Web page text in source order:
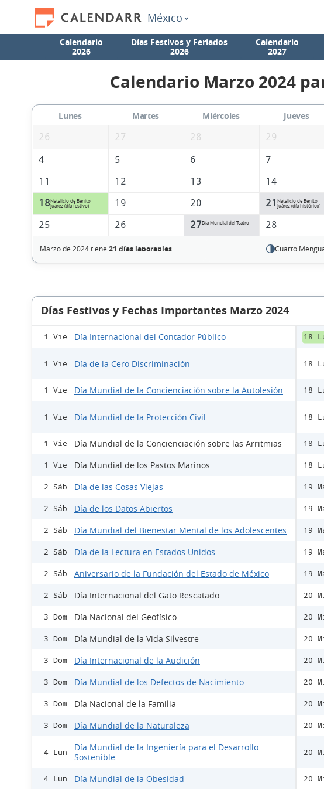
México
Calendario
2026
Días Festivos y Feriados
2026
Calendario
2027
Calendario Marzo 2024
Lunes Martes Miércoles Jueves
26
27 28 29
4 5 6 7
11
12 13 14
18Natalicio de Benito
Juárez (día festivo)
19 20 21 Natalicio de Benito
Juárez (día histórico)
25 26 27Día Mundial del Teatro 28
Marzo de 2024 tiene 21 días laborables. Cuarto
Días Festivos y Fechas Importantes Marzo 2024
1 Vie Día Internacional del Contador Público
1 Vie Día de la Cero Discriminación
1 Vie Día Mundial de la Concienciación sobre la Autolesión
1 Vie Día Mundial de la Protección Civil
1 Vie Día Mundial de la Concienciación sobre las Arritmias
1 Vie Día Mundial de los Pastos Marinos
2 Sáb Día de las Cosas Viejas
2 Sáb Día de los Datos Abiertos
2 Sáb Día Mundial del Bienestar Mental de los Adolescentes
2 Sáb Día de la Lectura en Estados Unidos
2 Sáb Aniversario de la Fundación del Estado de México
2 Sáb Día Internacional del Gato Rescatado
3 Dom Día Nacional del Geofísico
3 Dom Día Mundial de la Vida Silvestre
3 Dom Día Internacional de la Audición
3 Dom Día Mundial de los Defectos de Nacimiento
3 Dom Día Nacional de la Familia
3 Dom Día Mundial de la Naturaleza
4 Lun
Día Mundial de la Ingeniería para el Desarrollo
Sostenible
4 Lun Día Mundial de la Obesidad
18
18
18
18
18
18
19
19
19
19
19
20
20
20
20
20
20
20
20
20